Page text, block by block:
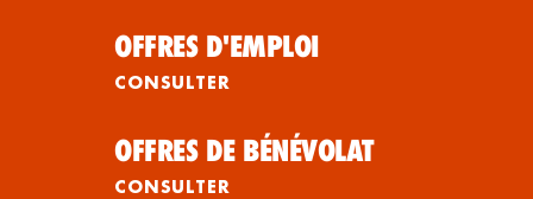
OFFRES D'EMPLOI
CONSULTER
OFFRES DE BÉNÉVOLAT
CONSULTER